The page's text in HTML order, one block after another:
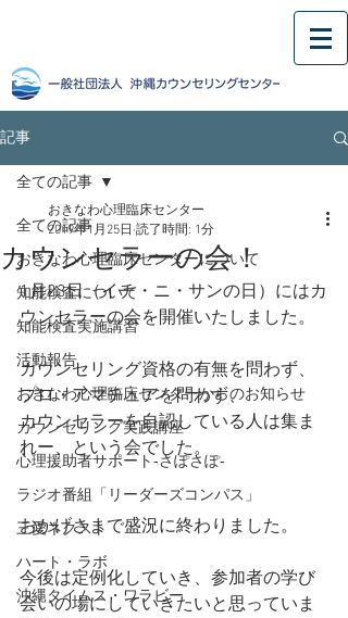
記事
全ての記事
おきなわ心理臨床センターについて
知能検査について
知能検査実施講習
活動報告
おきなわ心理臨床センターからのお知らせ
カウンセリング実践講座
心理援助者サポート‐さぽさぽ‐
ラジオ番組「リーダーズコンパス」
三愛ネクスト
ハート・ラボ
沖縄タイムス・ワラビー
全ての記事
カウンセラーの会！
おきなわ心理臨床センター
2019年1月25日 読了時間: 1分
1月23日（イチ・ニ・サンの日）にはカ
ウンセラーの会を開催いたしました。
カウンセリング資格の有無を問わず、
プロ・アマチュアを問わず、
カウンセラーを自認している人は集ま
れー、という会でした。
おかげさまで盛況に終わりました。
今後は定例化していき、参加者の学び
会いの場にしていきたいと思っていま